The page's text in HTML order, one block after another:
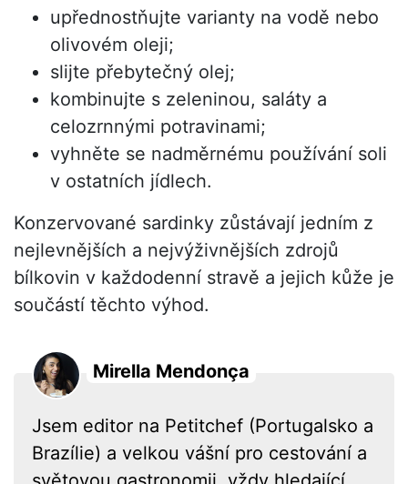
upřednostňujte varianty na vodě nebo
olivovém oleji;
slijte přebytečný olej;
kombinujte s zeleninou, saláty a
celozrnnými potravinami;
vyhněte se nadměrnému používání soli
v ostatních jídlech.
Konzervované sardinky zůstávají jedním z
nejlevnějších a nejvýživnějších zdrojů
bílkovin v každodenní stravě a jejich kůže je
součástí těchto výhod.
Mirella Mendonça
Jsem editor na Petitchef (Portugalsko a
Brazílie) a velkou vášní pro cestování a